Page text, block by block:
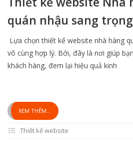
quán nhậu sang
Lựa chọn thiết kế website nhà hàng
vô cùng hợp lý. Bởi, đây là nơi giúp
khách hàng, đem lại hiệu quả kinh
XEM THÊM...
Thiết kế website